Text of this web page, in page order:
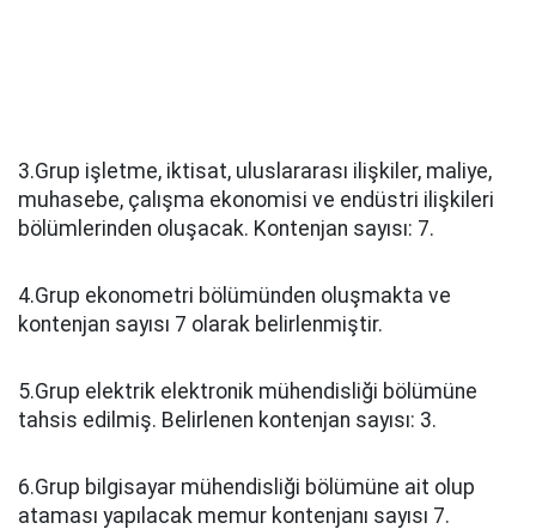
3.Grup işletme, iktisat, uluslararası ilişkiler, maliye,
muhasebe, çalışma ekonomisi ve endüstri ilişkileri
bölümlerinden oluşacak. Kontenjan sayısı: 7.
4.Grup ekonometri bölümünden oluşmakta ve
kontenjan sayısı 7 olarak belirlenmiştir.
5.Grup elektrik elektronik mühendisliği bölümüne
tahsis edilmiş. Belirlenen kontenjan sayısı: 3.
6.Grup bilgisayar mühendisliği bölümüne ait olup
ataması yapılacak memur kontenjanı sayısı 7.